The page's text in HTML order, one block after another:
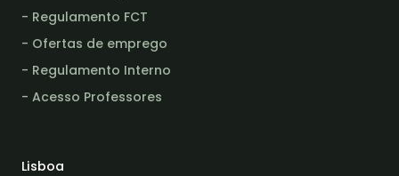
- Regulamento FCT
- Ofertas de emprego
- Regulamento Interno
- Acesso Professores
Lisboa